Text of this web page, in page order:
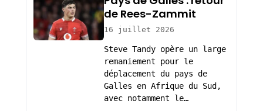
de Rees-Zammit
16 juillet 2026
Steve Tandy opère un large
remaniement pour le
déplacement du pays de
Galles en Afrique du Sud,
avec notamment le…